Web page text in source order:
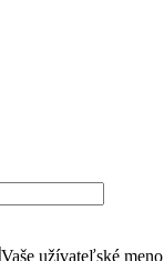
Vaše užívateľské meno